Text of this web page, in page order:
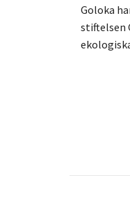
Goloka
stiftelsen